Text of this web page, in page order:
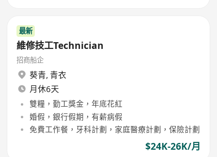
最新
維修技工Technician
招商船企
葵青, 青衣
月休6天
雙糧，勤工獎金，年底花紅
婚假，銀行假期，有薪病假
免費工作餐，牙科計劃，家庭醫療計劃，保險計劃
$24K-26K/月